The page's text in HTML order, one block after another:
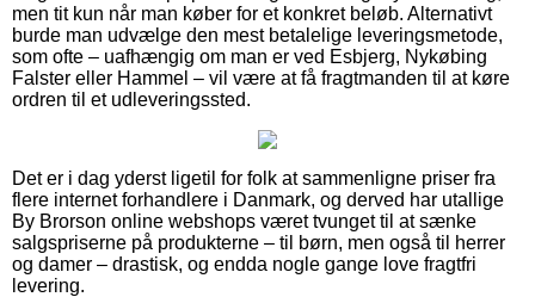
men tit kun når man køber for et konkret beløb. Alternativt
burde man udvælge den mest betalelige leveringsmetode,
som ofte – uafhængig om man er ved Esbjerg, Nykøbing
Falster eller Hammel – vil være at få fragtmanden til at køre
ordren til et udleveringssted.
Det er i dag yderst ligetil for folk at sammenligne priser fra
flere internet forhandlere i Danmark, og derved har utallige
By Brorson online webshops været tvunget til at sænke
salgspriserne på produkterne – til børn, men også til herrer
og damer – drastisk, og endda nogle gange love fragtfri
levering.